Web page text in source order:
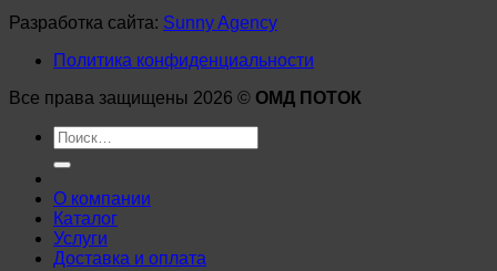
Разработка сайта: Sunny Agency
Политика конфиденциальности
Все права защищены 2026 © ОМД ПОТОК
Искать:
О компании
Каталог
Услуги
Доставка и оплата